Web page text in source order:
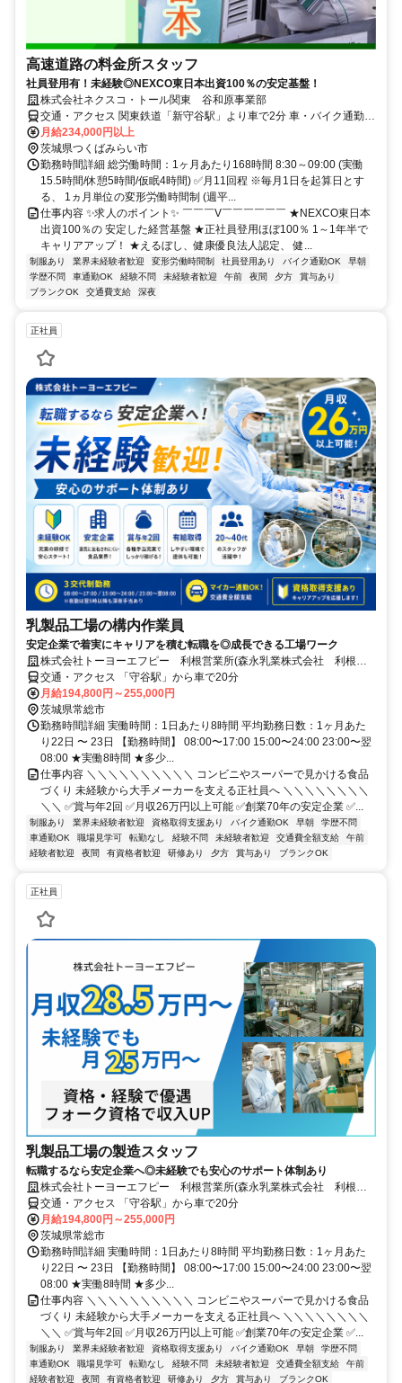
高速道路の料金所スタッフ
社員登用有！未経験◎NEXCO東日本出資100％の安定基盤！
株式会社ネクスコ・トール関東 谷和原事業部
交通・アクセス 関東鉄道「新守谷駅」より車で2分 車・バイク通勤
OK
月給234,000円以上
茨城県つくばみらい市
勤務時間詳細 総労働時間：1ヶ月あたり168時間 8:30～09:00 (実働
15.5時間/休憩5時間/仮眠4時間) ✅月11回程 ※毎月1日を起算日とす
る、 1ヵ月単位の変形労働時間制 (週平...
仕事内容 ✨求人のポイント✨ ￣￣￣V￣￣￣￣￣￣ ★NEXCO東日本
出資100％の 安定した経営基盤 ★正社員登用ほぼ100％ 1～1年半で
キャリアアップ！ ★えるぼし、健康優良法人認定、 健...
制服あり 業界未経験者歓迎 変形労働時間制 社員登用あり バイク通勤OK
早朝
学歴不問
車通勤OK 経験不問 未経験者歓迎 午前 夜間 夕方
賞与あり
ブランクOK
交通費支給 深夜
正社員
乳製品工場の構内作業員
安定企業で着実にキャリアを積む転職を◎成長できる工場ワーク
株式会社トーヨーエフピー 利根営業所(森永乳業株式会社 利根工
場内)
交通・アクセス 「守谷駅」から車で20分
月給194,800円～255,000円
茨城県常総市
勤務時間詳細 実働時間：1日あたり8時間 平均勤務日数：1ヶ月あた
り22日 〜 23日 【勤務時間】 08:00〜17:00 15:00〜24:00 23:00〜翌
08:00 ★実働8時間 ★多少...
仕事内容 ＼＼＼＼＼＼＼＼＼＼ コンビニやスーパーで見かける食品
づくり 未経験から大手メーカーを支える正社員へ ＼＼＼＼＼＼＼＼
＼＼ ✅賞与年2回 ✅月収26万円以上可能 ✅創業70年の安定企業 ✅...
制服あり 業界未経験者歓迎 資格取得支援あり バイク通勤OK 早朝
学歴不問
車通勤OK
職場見学可 転勤なし 経験不問 未経験者歓迎 交通費全額支給
午前
経験者歓迎
夜間 有資格者歓迎 研修あり 夕方 賞与あり ブランクOK
正社員
乳製品工場の製造スタッフ
転職するなら安定企業へ◎未経験でも安心のサポート体制あり
株式会社トーヨーエフピー 利根営業所(森永乳業株式会社 利根工
場内)
交通・アクセス 「守谷駅」から車で20分
月給194,800円～255,000円
茨城県常総市
勤務時間詳細 実働時間：1日あたり8時間 平均勤務日数：1ヶ月あた
り22日 〜 23日 【勤務時間】 08:00〜17:00 15:00〜24:00 23:00〜翌
08:00 ★実働8時間 ★多少...
仕事内容 ＼＼＼＼＼＼＼＼＼＼ コンビニやスーパーで見かける食品
づくり 未経験から大手メーカーを支える正社員へ ＼＼＼＼＼＼＼＼
＼＼ ✅賞与年2回 ✅月収26万円以上可能 ✅創業70年の安定企業 ✅...
制服あり 業界未経験者歓迎 資格取得支援あり バイク通勤OK 早朝
学歴不問
車通勤OK
職場見学可 転勤なし 経験不問 未経験者歓迎 交通費全額支給
午前
経験者歓迎
夜間 有資格者歓迎 研修あり 夕方 賞与あり ブランクOK